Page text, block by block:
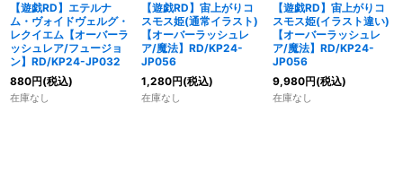
【遊戯RD】エテルナ
ム・ヴォイドヴェルグ・
レクイエム【オーバーラ
ッシュレア/フュージョ
ン】RD/KP24-JP032
880円(税込)
在庫なし
【遊戯RD】宙上がりコ
スモス姫(通常イラスト)
【オーバーラッシュレ
ア/魔法】RD/KP24-
JP056
1,280円(税込)
在庫なし
【遊戯RD】宙上がりコ
スモス姫(イラスト違い)
【オーバーラッシュレ
ア/魔法】RD/KP24-
JP056
9,980円(税込)
在庫なし